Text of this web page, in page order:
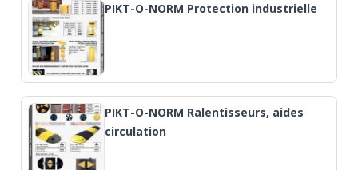
PIKT-O-NORM Protection industrielle
PIKT-O-NORM Ralentisseurs, aides
circulation